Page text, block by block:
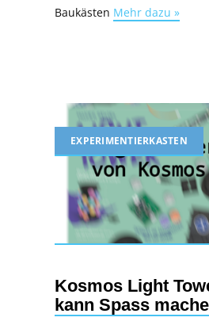
Baukästen Mehr dazu »
EXPERIMENTIERKASTEN
Kosmos Light
kann Spass